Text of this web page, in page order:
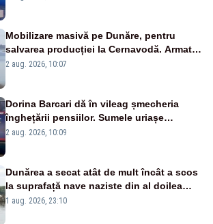
Mobilizare masivă pe Dunăre, pentru
salvarea producției la Cernavodă. Armata
va detona o stâncă și va devia apa
2 aug. 2026, 10:07
Dorina Barcari dă în vileag șmecheria
înghețării pensiilor. Sumele uriașe
pierdute de fiecare român
2 aug. 2026, 10:09
Dunărea a secat atât de mult încât a scos
la suprafață nave naziste din al doilea
război mondial
1 aug. 2026, 23:10